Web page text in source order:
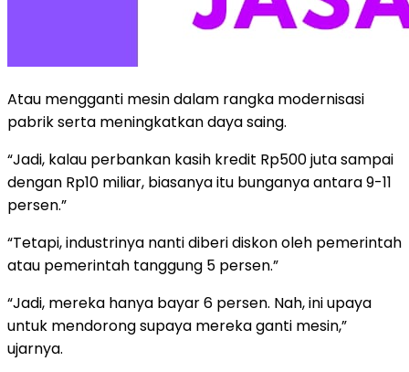
Atau mengganti mesin dalam rangka modernisasi
pabrik serta meningkatkan daya saing.
“Jadi, kalau perbankan kasih kredit Rp500 juta sampai
dengan Rp10 miliar, biasanya itu bunganya antara 9-11
persen.”
“Tetapi, industrinya nanti diberi diskon oleh pemerintah
atau pemerintah tanggung 5 persen.”
“Jadi, mereka hanya bayar 6 persen. Nah, ini upaya
untuk mendorong supaya mereka ganti mesin,”
ujarnya.